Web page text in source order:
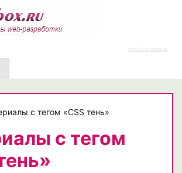
https://rz-work.ru
с тегом «CSS тень»
с тегом